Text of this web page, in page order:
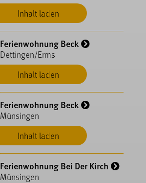
Inhalt laden
Inhalt laden
Ferienwohnung Beck
Dettingen/Erms
Inhalt laden
Ferienwohnung Beck
Münsingen
Ferienwohnung Bei Der Kirch
Münsingen